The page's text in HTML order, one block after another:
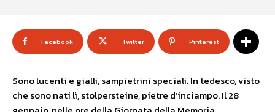
Facebook Twitter Pinterest
Sono lucenti e gialli, sampietrini speciali. In tedesco, visto
che sono nati lì, stolpersteine, pietre d’inciampo. Il 28